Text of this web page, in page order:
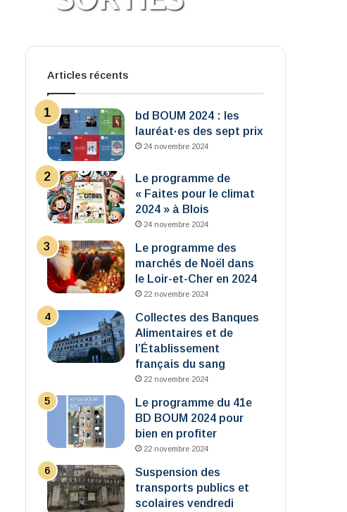
Articles récents
bd BOUM 2024 : les
lauréat·es des sept prix
24 novembre 2024
Le programme de
« Faites pour le climat
2024 » à Blois
24 novembre 2024
Le programme des
marchés de Noël dans
le Loir-et-Cher en 2024
22 novembre 2024
Collectes des Banques
Alimentaires et de
l’Établissement
français du sang
22 novembre 2024
Le programme du 41e
BD BOUM 2024 pour
bien en profiter
22 novembre 2024
Suspension des
transports publics et
scolaires vendredi